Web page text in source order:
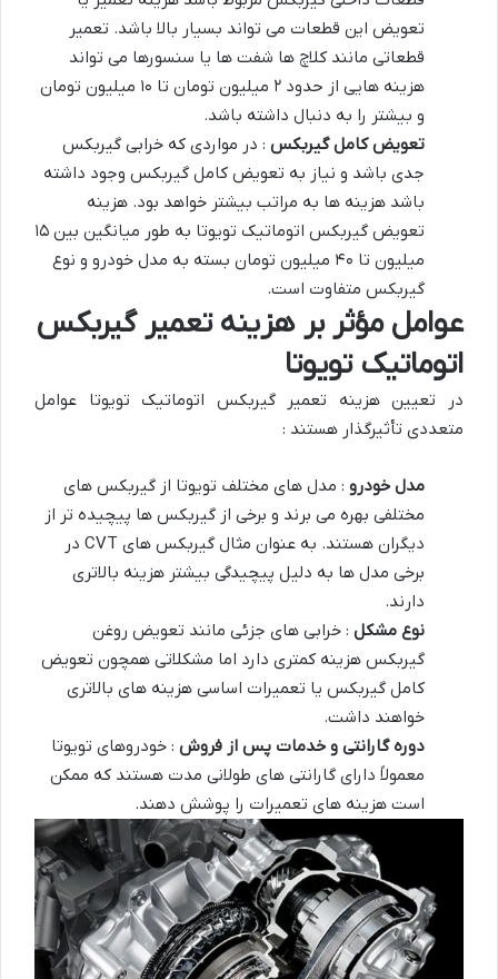
تعویض این قطعات می تواند بسیار بالا باشد. تعمیر
قطعاتی مانند کلاچ ها شفت ها یا سنسورها می تواند
هزینه هایی از حدود ۲ میلیون تومان تا ۱۰ میلیون تومان
و بیشتر را به دنبال داشته باشد.
تعویض کامل گیربکس : در مواردی که خرابی گیربکس
جدی باشد و نیاز به تعویض کامل گیربکس وجود داشته
باشد هزینه ها به مراتب بیشتر خواهد بود. هزینه
تعویض گیربکس اتوماتیک تویوتا به طور میانگین بین ۱۵
میلیون تا ۴۰ میلیون تومان بسته به مدل خودرو و نوع
گیربکس متفاوت است.
عوامل مؤثر بر هزینه تعمیر گیربکس
اتوماتیک تویوتا
در تعیین هزینه تعمیر گیربکس اتوماتیک تویوتا عوامل
متعددی تأثیرگذار هستند :
مدل خودرو : مدل های مختلف تویوتا از گیربکس های
مختلفی بهره می برند و برخی از گیربکس ها پیچیده تر از
دیگران هستند. به عنوان مثال گیربکس های CVT در
برخی مدل ها به دلیل پیچیدگی بیشتر هزینه بالاتری
دارند.
نوع مشکل : خرابی های جزئی مانند تعویض روغن
گیربکس هزینه کمتری دارد اما مشکلاتی همچون تعویض
کامل گیربکس یا تعمیرات اساسی هزینه های بالاتری
خواهند داشت.
دوره گارانتی و خدمات پس از فروش : خودروهای تویوتا
معمولاً دارای گارانتی های طولانی مدت هستند که ممکن
است هزینه های تعمیرات را پوشش دهند.